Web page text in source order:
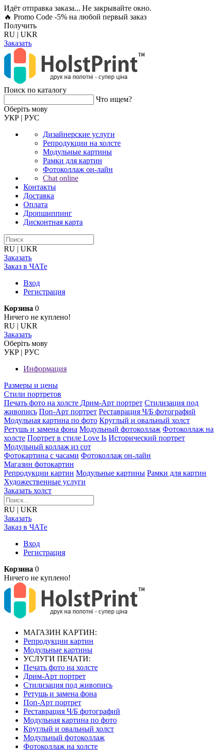
Идёт отправка заказа... Не закрывайте окно.
🔥 Promo Code -5% на любой первый заказ
Получить
RU | UKR
Заказать
Поиск по каталогу
Что ищем?
Оберiть мову
УКР | РУС
Дизайнерские услуги
Репродукции на холсте
Модульные картины
Рамки для картин
Фотоколлаж он-лайн
Chat online
Контакты
Доставка
Оплата
Дропшиппинг
Дисконтная карта
RU | UKR
Заказать
Заказ в ЧАТе
Вход
Регистрация
Корзина 0
Ничего не куплено!
RU | UKR
Заказать
Оберiть мову
УКР | РУС
Информация
Размеры и цены
Стили портретов
Печать фото на холсте Дрим-Арт портрет Стилизация под
живопись Поп-Арт портрет Реставрация Ч/Б фотографий
Модульная картина по фото Круглый и овальный холст
Ретушь и замена фона Модульный фотоколлаж Фотоколлаж на
холсте Портрет в стиле Love Is Исторический портрет
Модульный коллаж из сот
Фотокартина с часами Фотоколлаж он-лайн
Магазин фотокартин
Репродукции картин Модульные картины Рамки для картин
Художественные услуги
Заказать холст
RU | UKR
Заказать
Заказ в ЧАТе
Вход
Регистрация
Корзина 0
Ничего не куплено!
МАГАЗИН КАРТИН:
Репродукции картин
Модульные картины
УСЛУГИ ПЕЧАТИ:
Печать фото на холсте
Дрим-Арт портрет
Стилизация под живопись
Ретушь и замена фона
Поп-Арт портрет
Реставрация Ч/Б фотографий
Модульная картина по фото
Круглый и овальный холст
Модульный фотоколлаж
Фотоколлаж на холсте